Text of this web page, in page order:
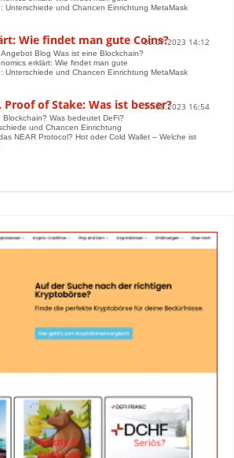
Unterschiede und Chancen Einrichtung MetaMask
Wie findet man gute Coins?09.07.2023 14:12
Blog Was ist eine Blockchain?
erklärt: Wie findet man gute
Unterschiede und Chancen Einrichtung MetaMask
of Stake: Was ist besser?11.05.2023 16:54
Blockchain? Was bedeutet DeFi?
und Chancen Einrichtung
NEAR Protocol? Hot oder Cold Wallet – Welche ist